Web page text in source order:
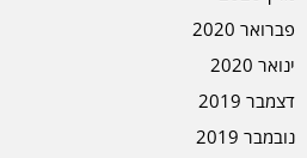
פברואר 2020
ינואר 2020
דצמבר 2019
נובמבר 2019